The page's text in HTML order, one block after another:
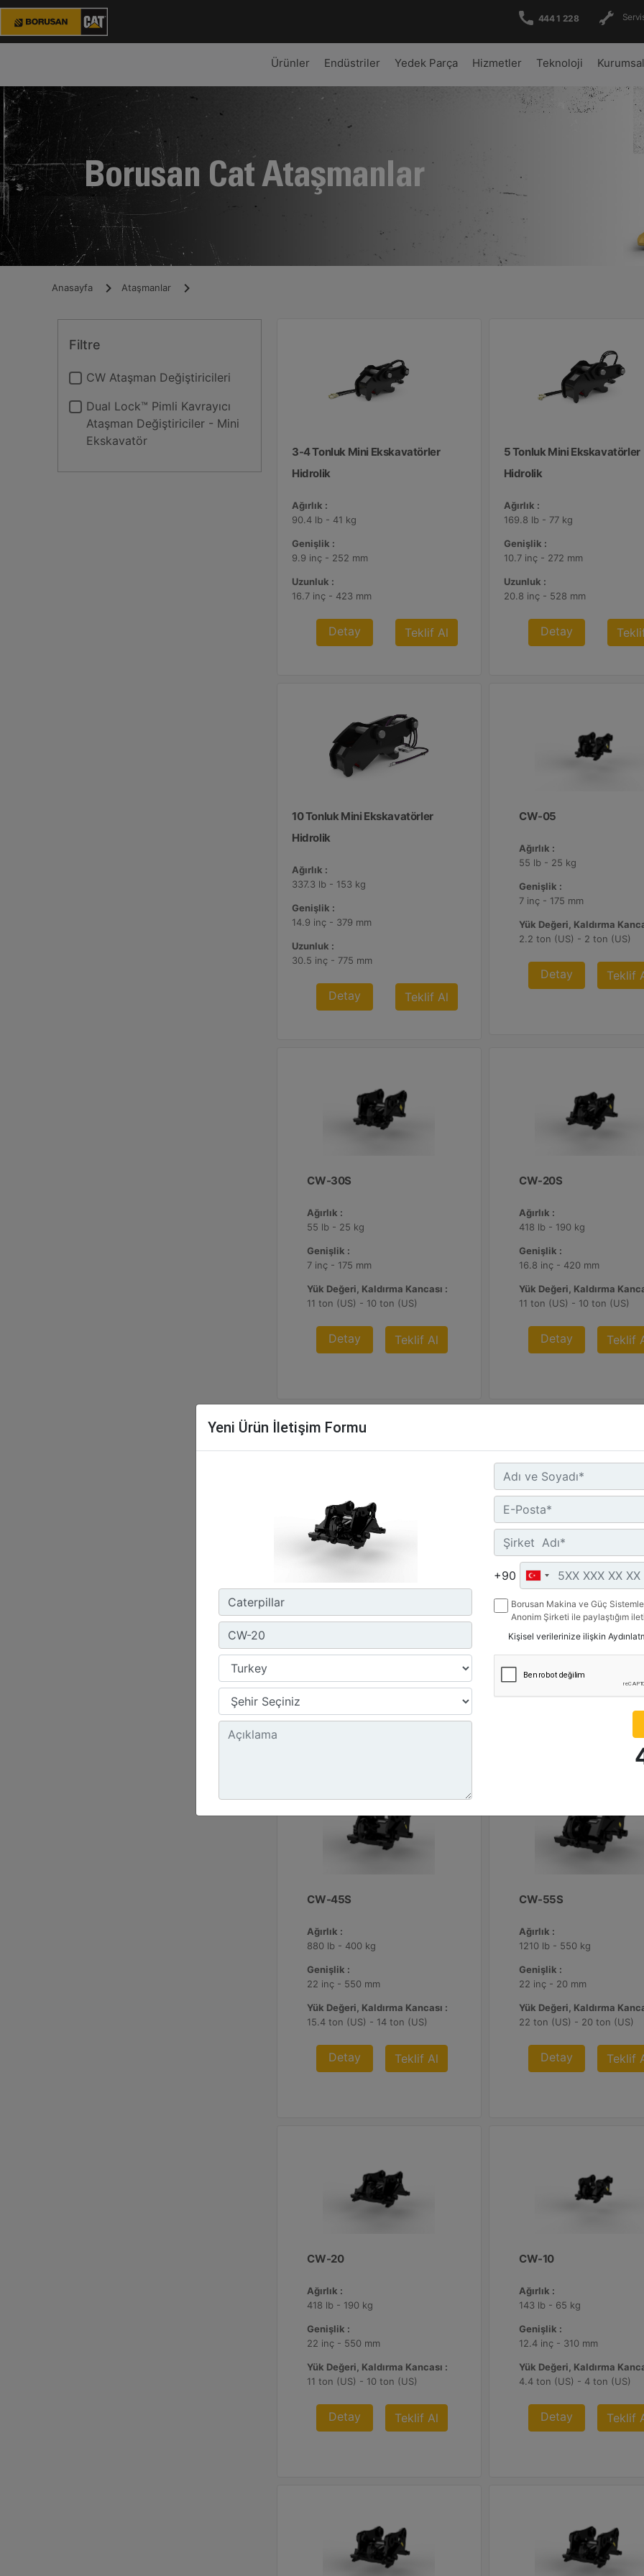
444 1 228
Ürünler Endüstriler Yedek Parça Hizmetler Teknoloji Kurumsal
Borusan Cat Ataşmanlar
Anasayfa Ataşmanlar
Filtre
CW Ataşman Değiştiricileri
Dual Lock™ Pimli Kavrayıcı
Ataşman Değiştiriciler - Mini
Ekskavatör
3-4 Tonluk Mini Ekskavatörler
Hidrolik
Ağırlık :
90.4 lb - 41 kg
Genişlik :
9.9 inç - 252 mm
Uzunluk :
16.7 inç - 423 mm
Detay Teklif Al
5 Tonluk Mini Ekskavatörler
Hidrolik
Ağırlık :
169.8 lb - 77 kg
Genişlik :
10.7 inç - 272 mm
Uzunluk :
20.8 inç - 528 mm
Detay
10 Tonluk Mini Ekskavatörler
Hidrolik
Ağırlık :
337.3 lb - 153 kg
Genişlik :
14.9 inç - 379 mm
Uzunluk :
30.5 inç - 775 mm
Detay Teklif Al
CW-05
Ağırlık :
55 lb - 25 kg
Genişlik :
7 inç - 175 mm
Yük Değeri, Kaldırma
2.2 ton (US) - 2 ton (US)
Detay Teklif
CW-30S
Ağırlık :
55 lb - 25 kg
Genişlik :
7 inç - 175 mm
Yük Değeri, Kaldırma Kancası :
11 ton (US) - 10 ton (US)
Detay Teklif Al
CW-20S
Ağırlık :
418 lb - 190 kg
Genişlik :
16.8 inç - 420 mm
Yük Değeri, Kaldırma
11 ton (US) - 10 ton (US)
Detay Teklif
CW-40S
473 lb - 215 kg
16.8 inç - 420 mm
Yük Değeri, Kaldırma Kancası :
CW-40S
Ağırlık :
473 lb - 215 kg
Genişlik :
16.8 inç - 420 mm
Detay Teklif
CW-45S
Ağırlık :
880 lb - 400 kg
Genişlik :
22 inç - 550 mm
Yük Değeri, Kaldırma Kancası :
15.4 ton (US) - 14 ton (US)
Detay Teklif Al
CW-55S
Ağırlık :
1210 lb - 550 kg
Genişlik :
22 inç - 20 mm
Yük Değeri, Kaldırma
22 ton (US) - 20 ton (US)
Detay Teklif
CW-20
Ağırlık :
418 lb - 190 kg
Genişlik :
22 inç - 550 mm
Yük Değeri, Kaldırma Kancası :
11 ton (US) - 10 ton (US)
Detay Teklif Al
CW-10
Ağırlık :
143 lb - 65 kg
Genişlik :
12.4 inç - 310 mm
Yük Değeri, Kaldırma
4.4 ton (US) - 4 ton (US)
Detay Teklif
Yeni Ürün İletişim Formu
+90
Borusan Makina ve Güç
Anonim Şirketi ile paylaştığım
ile ilgili mesaj gönderilmesine
Kişisel verilerinize ilişkin